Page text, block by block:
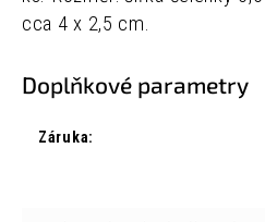
cca 4 x 2,5 cm.
Doplňkové parametry
Záruka: